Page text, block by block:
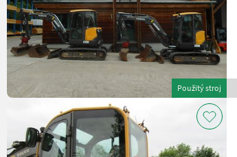
Použitý stroj